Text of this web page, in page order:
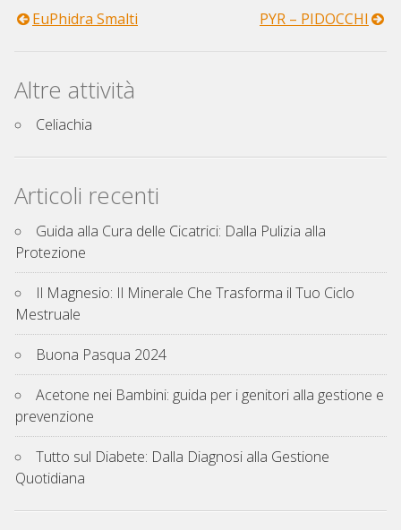
Navigazione
articoli
EuPhidra Smalti PYR – PIDOCCHI
Altre attività
Celiachia
Articoli recenti
Guida alla Cura delle Cicatrici: Dalla Pulizia alla
Protezione
Il Magnesio: Il Minerale Che Trasforma il Tuo Ciclo
Mestruale
Buona Pasqua 2024
Acetone nei Bambini: guida per i genitori alla gestione e
prevenzione
Tutto sul Diabete: Dalla Diagnosi alla Gestione
Quotidiana